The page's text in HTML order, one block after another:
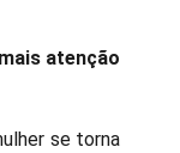
atenção
se torna